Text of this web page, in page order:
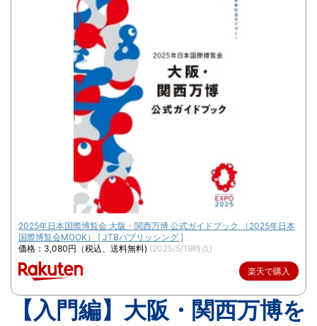
2025年日本国際博覧会 大阪・関西万博 公式ガイドブック （2025年日本
国際博覧会MOOK） [ JTBパブリッシング ]
価格：3,080円（税込、送料無料) (2025/5/19時点)
楽天で購入
【入門編】大阪・関西万博を